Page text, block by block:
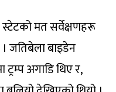
मत सर्वेक्षणहरू
जतिबेला बाइडेन
ट्रम्प अगाडि थिए र,